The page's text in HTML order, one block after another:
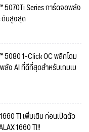
5070Ti Series การ์ดจอพลัง
ดับสูงสุด
5080 1-Click OC พลิกโฉม
ง AI ที่ดีที่สุดสำหรับเกมเม
TI เพิ่มเติม ก่อนเปิดตัว
1660 TI!!